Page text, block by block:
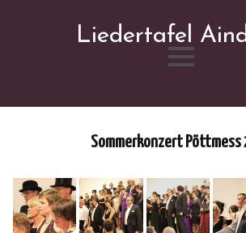
Liedertafel
to
content
Sommerkonzert Pöttmess